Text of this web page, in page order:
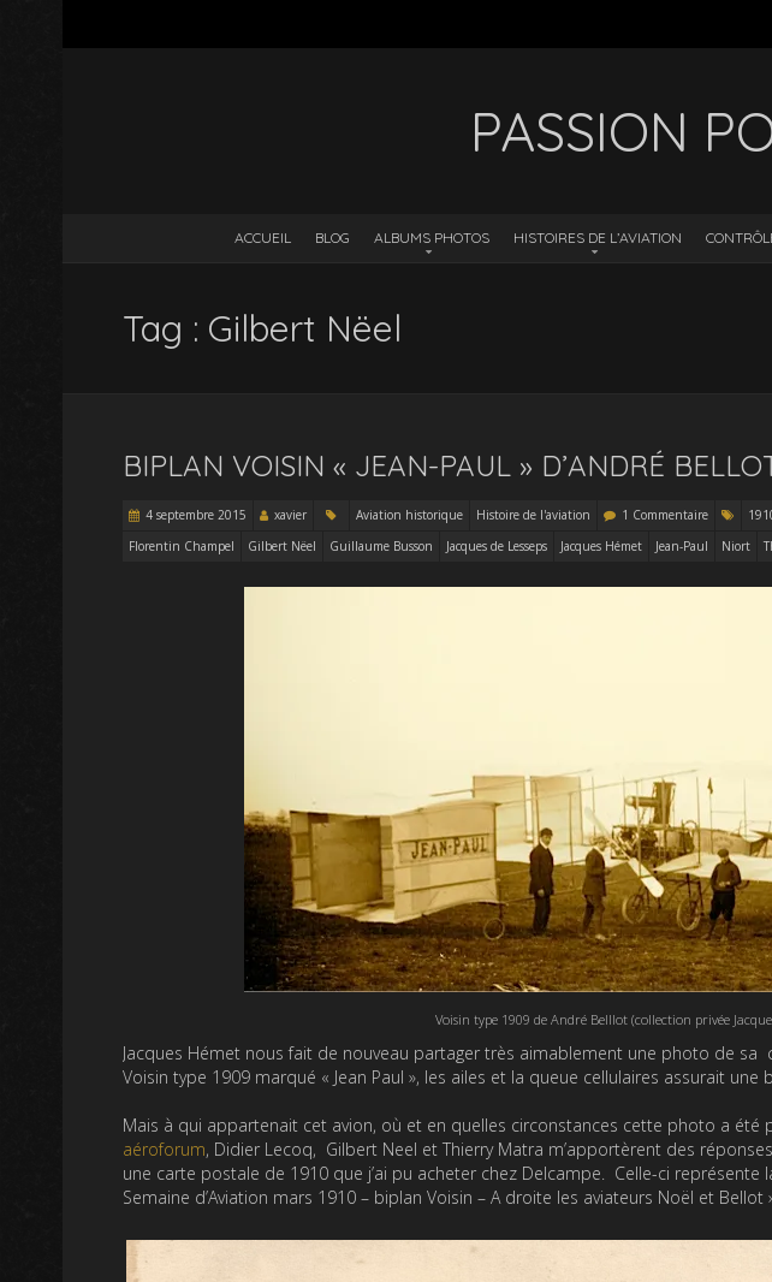
PASSION
ACCUEIL BLOG ALBUMS PHOTOS HISTOIRES DE L’AVIATION
Tag : Gilbert Nëel
BIPLAN VOISIN « JEAN-PAUL » D’ANDRÉ
4 septembre 2015 xavier Aviation historique Histoire de l'aviation 1 Commentaire
Florentin Champel
Gilbert Nëel Guillaume Busson Jacques de Lesseps Jacques Hémet Jean-Paul Niort
Voisin type 1909 de André Belllot (collection privée
Jacques Hémet nous fait de nouveau partager très aimablement une photo de sa
Voisin type 1909 marqué « Jean Paul », les ailes et la queue cellulaires assurait
Mais à qui appartenait cet avion, où et en quelles circonstances cette photo a été
aéroforum, Didier Lecoq, Gilbert Neel et Thierry Matra m’apportèrent des
une carte postale de 1910 que j’ai pu acheter chez Delcampe. Celle-ci représente
Semaine d’Aviation mars 1910 – biplan Voisin – A droite les aviateurs Noël et Bellot